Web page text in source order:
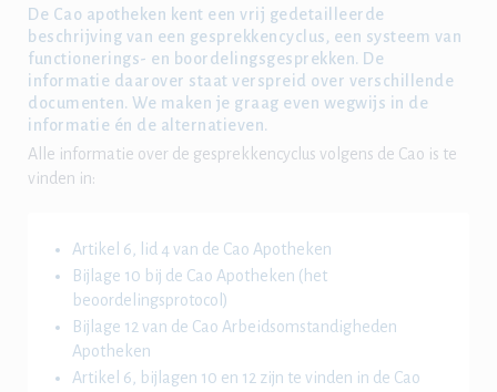
De Cao apotheken kent een vrij gedetailleerde
beschrijving van een gesprekkencyclus, een systeem van
functionerings- en boordelingsgesprekken. De
informatie daarover staat verspreid over verschillende
documenten. We maken je graag even wegwijs in de
informatie én de alternatieven.
Alle informatie over de gesprekkencyclus volgens de Cao is te
vinden in:
Artikel 6, lid 4 van de Cao Apotheken
Bijlage 10 bij de Cao Apotheken (het
beoordelingsprotocol)
Bijlage 12 van de Cao Arbeidsomstandigheden
Apotheken
Artikel 6, bijlagen 10 en 12 zijn te vinden in de Cao